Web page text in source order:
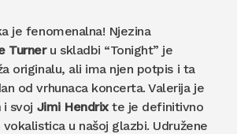
je fenomenalna! Njezina
Turneru skladbi “Tonight” je
originalu, ali ima njen potpis i ta
od vrhunaca koncerta. Valerija je
i svoj Jimi Hendrixte je definitivno
u našoj glazbi. Udružene